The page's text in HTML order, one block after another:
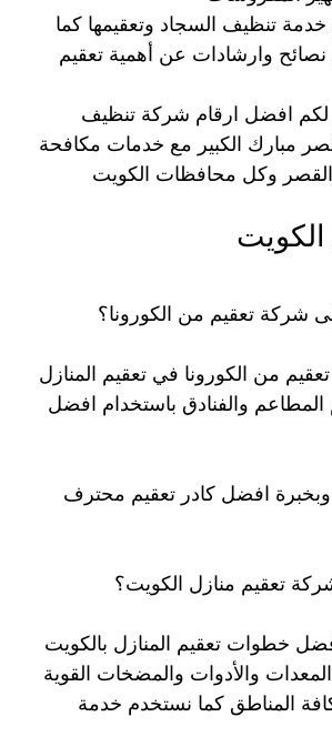
خدمة تنظيف السجاد وتعقيمها كما
نصائح وارشادات عن أهمية تعقيم
لكم افضل ارقام شركة تنظيف
مبارك الكبير مع خدمات مكافحة
وكل محافظات الكويت
الكويت
شركة تعقيم من الكورونا؟
من الكورونا في تعقيم المنازل
المطاعم والفنادق باستخدام افضل
وبخبرة افضل كادر تعقيم محترف
تعقيم منازل الكويت؟
خطوات تعقيم المنازل بالكويت
والأدوات والمضخات القوية
المناطق كما نستخدم خدمة